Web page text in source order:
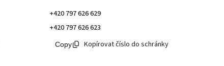
+420 797 626 629
+420 797 626 623
Kopírovat číslo do schránky